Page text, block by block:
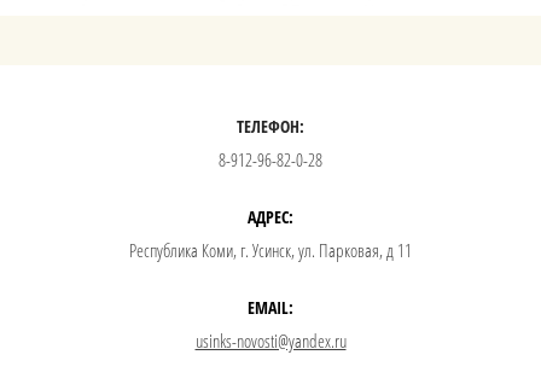
ТЕЛЕФОН:
8-912-96-82-0-28
АДРЕС:
Республика Коми, г. Усинск, ул. Парковая, д 11
EMAIL:
usinks-novosti@yandex.ru